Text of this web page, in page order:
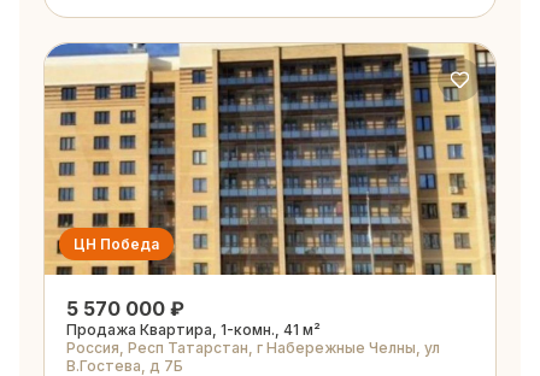
ЦН Победа
5 570 000 ₽
Продажа Квартира, 1-комн., 41 м²
Россия, Респ Татарстан, г Набережные Челны, ул
В.Гостева, д 7Б